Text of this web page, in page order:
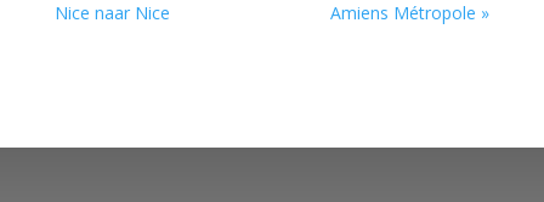
Nice naar Nice
Amiens Métropole »